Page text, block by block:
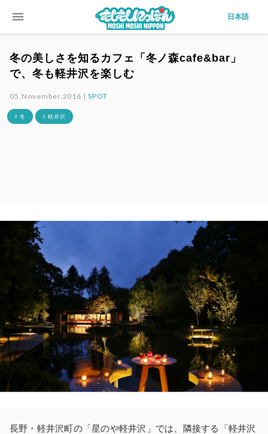
menu 日本語
冬の美しさを知るカフェ「冬ノ森cafe&bar」
で、冬も軽井沢を楽しむ
05.November.2016 |SPOT
# 冬 # 軽井沢
長野・軽井沢町の「星のや軽井沢」では、隣接する「軽井沢